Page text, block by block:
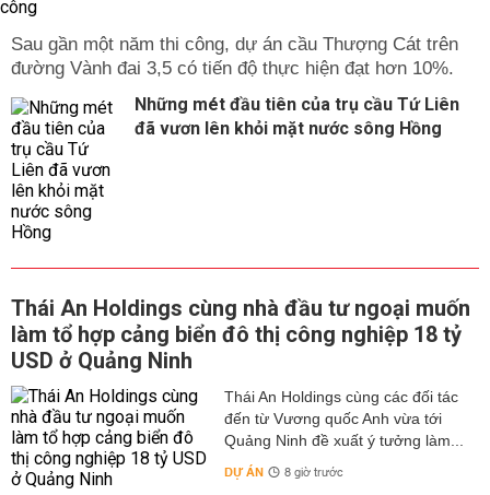
Sau gần một năm thi công, dự án cầu Thượng Cát trên
đường Vành đai 3,5 có tiến độ thực hiện đạt hơn 10%.
Những mét đầu tiên của trụ cầu Tứ Liên
đã vươn lên khỏi mặt nước sông Hồng
Thái An Holdings cùng nhà đầu tư ngoại muốn
làm tổ hợp cảng biển đô thị công nghiệp 18 tỷ
USD ở Quảng Ninh
Thái An Holdings cùng các đối tác
đến từ Vương quốc Anh vừa tới
Quảng Ninh đề xuất ý tưởng làm...
DỰ ÁN 8 giờ trước